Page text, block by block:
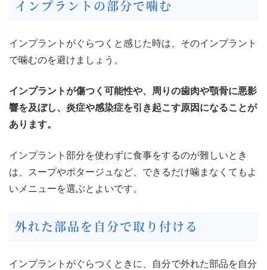
インプラントの部分で噛む
インプラントがぐらつくと感じた時は、そのインプラント
で噛むのを避けましょう。
インプラントが傷つく可能性や、周りの歯肉や顎骨に悪影
響を及ぼし、炎症や感染症を引き起こす原因になることが
あります。
インプラント部分を使わずに食事をするのが難しいとき
は、スープやポタージュなど、できるだけ噛まなくてもよ
いメニューを選ぶとよいです。
外れた部品を自分で取り付ける
インプラントがぐらつくときに、自分で外れた部品を自分